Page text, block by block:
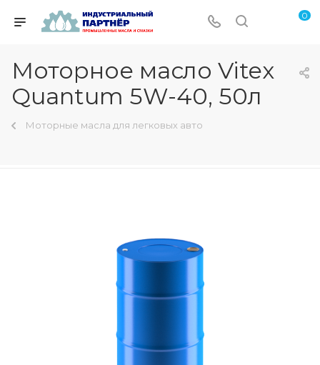
0
Моторное масло Vitex
Quantum 5W-40, 50л
Моторные масла для легковых авто